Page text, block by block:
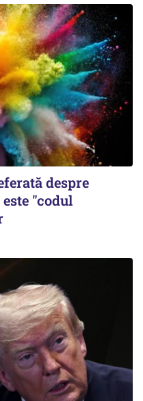
despre
"codul